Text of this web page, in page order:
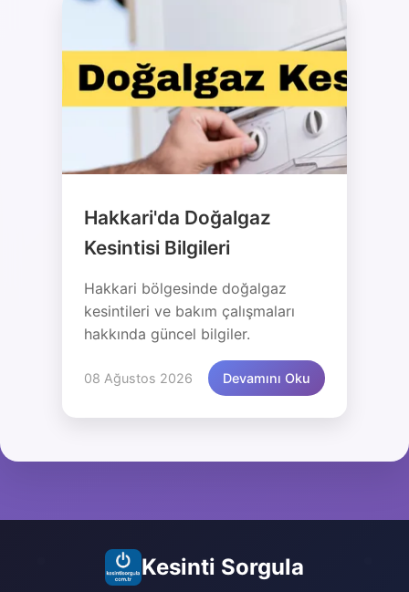
Hakkari'da Doğalgaz
Kesintisi Bilgileri
Hakkari bölgesinde doğalgaz
kesintileri ve bakım çalışmaları
hakkında güncel bilgiler.
08 Ağustos 2026 Devamını Oku
Kesinti Sorgula